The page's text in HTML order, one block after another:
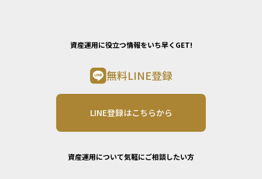
資産運用に役立つ情報をいち早くGET!
無料LINE登録
LINE登録はこちらから
資産運用について気軽にご相談したい方